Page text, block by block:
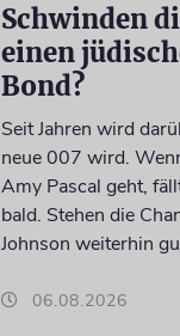
Schwinden
einen
Bond?
Seit Jahren wird
neue 007 wird.
Amy Pascal geht,
bald. Stehen die
Johnson weiterhin
06.08.2026